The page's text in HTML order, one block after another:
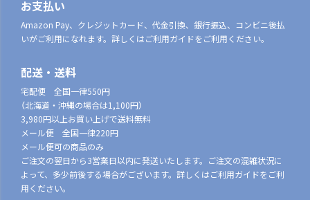
お支払い
Amazon Pay、クレジットカード、代金引換、銀行振込、コンビニ後払
いがご利用になれます。詳しくはご利用ガイドをご利用ください。
配送・送料
宅配便 全国一律550円
（北海道・沖縄の場合は1,100円）
3,980円以上お買い上げで送料無料
メール便 全国一律220円
メール便可の商品のみ
ご注文の翌日から3営業日以内に発送いたします。ご注文の混雑状況に
よって、多少前後する場合がございます。詳しくはご利用ガイドをご利
用ください。